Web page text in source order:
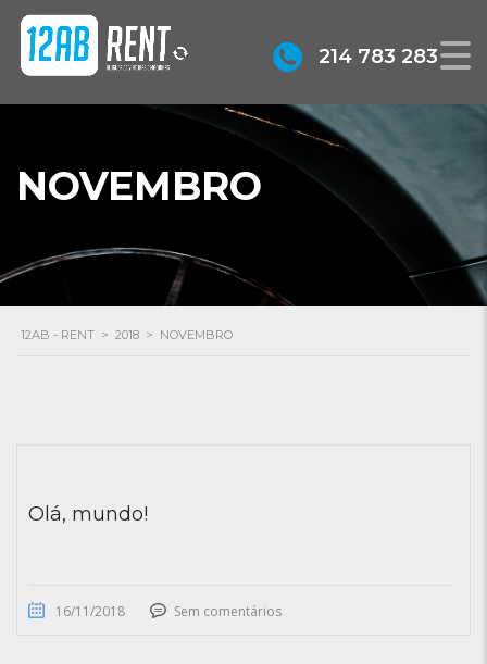
214 783 283
NOVEMBRO
12AB - RENT > 2018 > NOVEMBRO
Olá, mundo!
16/11/2018 Sem comentários